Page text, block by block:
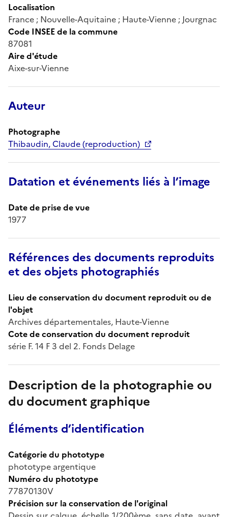
Localisation
France ; Nouvelle-Aquitaine ; Haute-Vienne ; Jourgnac
Code INSEE de la commune
87081
Aire d'étude
Aixe-sur-Vienne
Auteur
Photographe
Thibaudin, Claude (reproduction)
Datation et événements liés à l’image
Date de prise de vue
1977
Références des documents reproduits
et des objets photographiés
Lieu de conservation du document reproduit ou de
l'objet
Archives départementales, Haute-Vienne
Cote de conservation du document reproduit
série F. 14 F 3 del 2. Fonds Delage
Description de la photographie ou
du document graphique
Éléments d’identification
Catégorie du phototype
phototype argentique
Numéro du phototype
77870130V
Précision sur la conservation de l'original